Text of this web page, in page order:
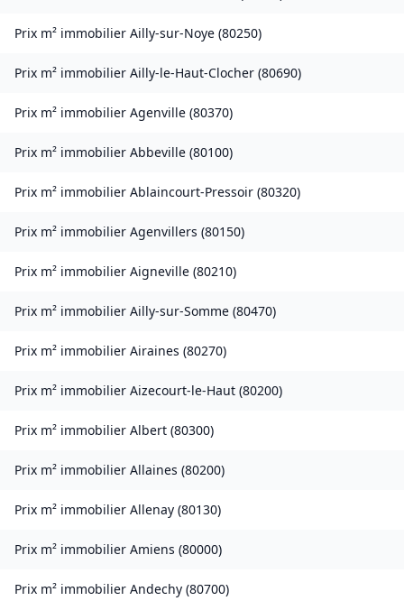
Prix m² immobilier Ailly-sur-Noye (80250)
Prix m² immobilier Ailly-le-Haut-Clocher (80690)
Prix m² immobilier Agenville (80370)
Prix m² immobilier Abbeville (80100)
Prix m² immobilier Ablaincourt-Pressoir (80320)
Prix m² immobilier Agenvillers (80150)
Prix m² immobilier Aigneville (80210)
Prix m² immobilier Ailly-sur-Somme (80470)
Prix m² immobilier Airaines (80270)
Prix m² immobilier Aizecourt-le-Haut (80200)
Prix m² immobilier Albert (80300)
Prix m² immobilier Allaines (80200)
Prix m² immobilier Allenay (80130)
Prix m² immobilier Amiens (80000)
Prix m² immobilier Andechy (80700)